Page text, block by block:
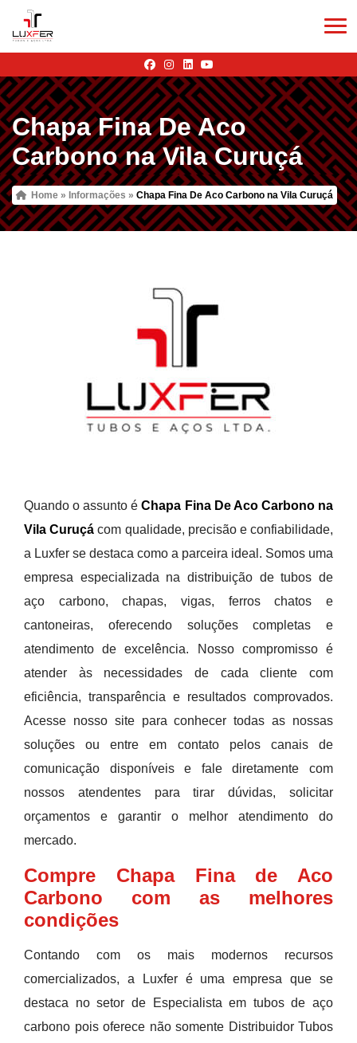
Chapa Fina De Aco
Carbono na Vila Curuçá
Home » Informações » Chapa Fina De Aco Carbono na Vila Curuçá
Quando o assunto éChapa Fina De Aco Carbono na
Vila Curuçá com qualidade, precisão e confiabilidade,
a Luxfer se destaca como a parceira ideal. Somos uma
empresa especializada na distribuição de tubos de
aço carbono, chapas, vigas, ferros chatos e
cantoneiras, oferecendo soluções completas e
atendimento de excelência. Nosso compromisso é
atender às necessidades de cada cliente com
eficiência, transparência e resultados comprovados.
Acesse nosso site para conhecer todas as nossas
soluções ou entre em contato pelos canais de
comunicação disponíveis e fale diretamente com
nossos atendentes para tirar dúvidas, solicitar
orçamentos e garantir o melhor atendimento do
mercado.
Compre Chapa Fina de Aco
Carbono com as melhores
condições
Contando com os mais modernos recursos
comercializados, a Luxfer é uma empresa que se
destaca no setor de Especialista em tubos de aço
carbono pois oferece não somente Distribuidor Tubos